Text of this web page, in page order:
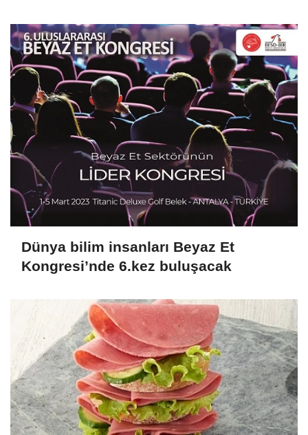
Dünya bilim insanları Beyaz Et
Kongresi’nde 6.kez buluşacak